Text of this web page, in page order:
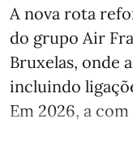
A nova rota
do grupo Air
Bruxelas, onde
incluindo
Em 2026, a com